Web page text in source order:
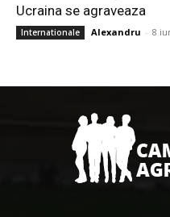
Ucraina se agraveaza
Internationale Alexandru - 8